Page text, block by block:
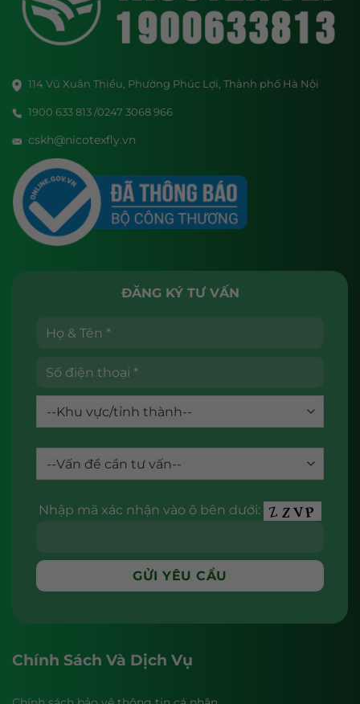
114 Vũ Xuân Thiều, Phường Phúc Lợi, Thành phố Hà Nội
1900 633 813 /0247 3068 966
cskh@nicotexfly.vn
ĐĂNG KÝ TƯ VẤN
Nhập mã xác nhận vào ô bên dưới:
Chính Sách Và Dịch Vụ